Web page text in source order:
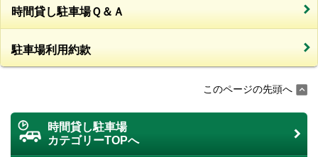
時間貸し駐車場Ｑ＆Ａ
駐車場利用約款
このページの先頭へ
時間貸し駐車場
カテゴリーTOPへ